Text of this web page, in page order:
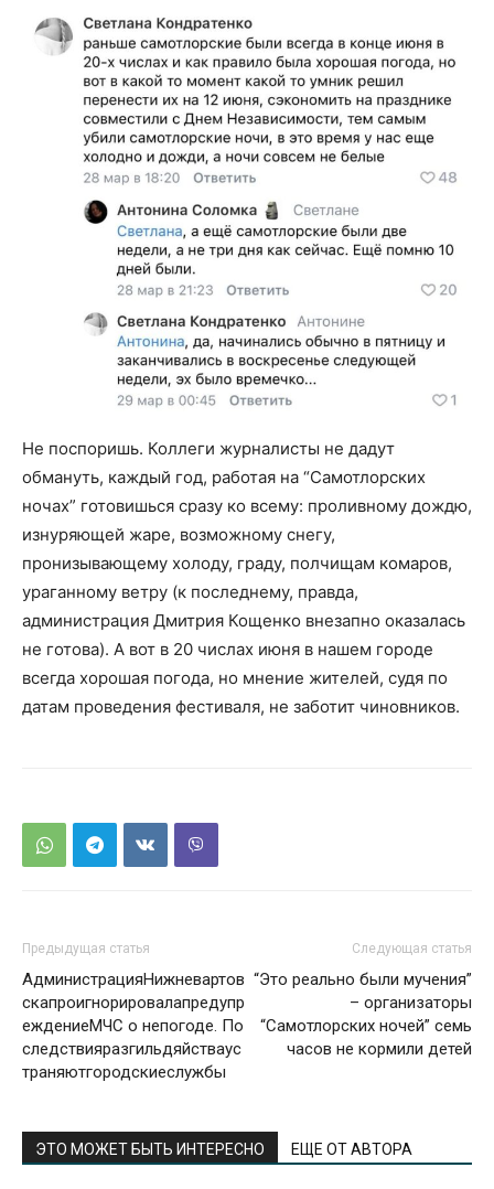
Не поспоришь. Коллеги журналисты не дадут
обмануть, каждый год, работая на “Самотлорских
ночах” готовишься сразу ко всему: проливному дождю,
изнуряющей жаре, возможному снегу,
пронизывающему холоду, граду, полчищам комаров,
ураганному ветру (к последнему, правда,
администрация Дмитрия Кощенко внезапно оказалась
не готова). А вот в 20 числах июня в нашем городе
всегда хорошая погода, но мнение жителей, судя по
датам проведения фестиваля, не заботит чиновников.
Предыдущая статья
АдминистрацияНижневартов
скапроигнорировалапредупр
еждениеМЧС о непогоде. По
следствияразгильдяйстваус
траняютгородскиеслужбы
Следующая статья
“Это реально были мучения”
– организаторы
“Самотлорских ночей” семь
часов не кормили детей
ЭТО МОЖЕТ БЫТЬ ИНТЕРЕСНО ЕЩЕ ОТ АВТОРА